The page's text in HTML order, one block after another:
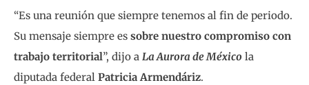
“Es una reunión que siempre tenemos al fin de periodo.
Su mensaje siempre es sobre nuestro compromiso con
trabajo territorial”, dijo a La Aurora de México la
diputada federal Patricia Armendáriz.